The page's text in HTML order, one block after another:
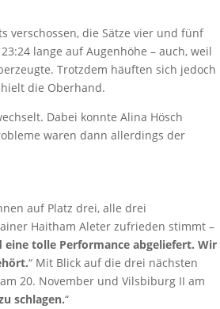
verschossen, die Sätze vier und fünf
lange auf Augenhöhe – auch, weil
Trotzdem häuften sich jedoch
die Oberhand.
Dabei konnte Alina Hösch
waren dann allerdings der
auf Platz drei, alle drei
Haitham Aleter zufrieden stimmt –
tolle Performance abgeliefert. Wir
“ Mit Blick auf die drei nächsten
20. November und Vilsbiburg II am
schlagen.“